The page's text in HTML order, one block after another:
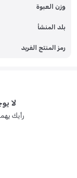
وزن العبوة
بلد المنشأ
رمز المنتج الفريد
لا
رأيك